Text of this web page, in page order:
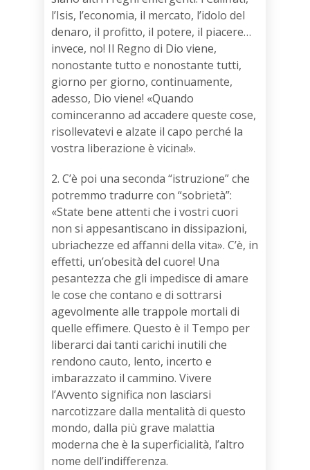
l’Isis, l’economia, il mercato, l’idolo del
denaro, il profitto, il potere, il piacere…
invece, no! Il Regno di Dio viene,
nonostante tutto e nonostante tutti,
giorno per giorno, continuamente,
adesso, Dio viene! «Quando
cominceranno ad accadere queste cose,
risollevatevi e alzate il capo perché la
vostra liberazione è vicina!».
2. C’è poi una seconda “istruzione” che
potremmo tradurre con “sobrietà”:
«State bene attenti che i vostri cuori
non si appesantiscano in dissipazioni,
ubriachezze ed affanni della vita». C’è, in
effetti, un’obesità del cuore! Una
pesantezza che gli impedisce di amare
le cose che contano e di sottrarsi
agevolmente alle trappole mortali di
quelle effimere. Questo è il Tempo per
liberarci dai tanti carichi inutili che
rendono cauto, lento, incerto e
imbarazzato il cammino. Vivere
l’Avvento significa non lasciarsi
narcotizzare dalla mentalità di questo
mondo, dalla più grave malattia
moderna che è la superficialità, l’altro
nome dell’indifferenza.